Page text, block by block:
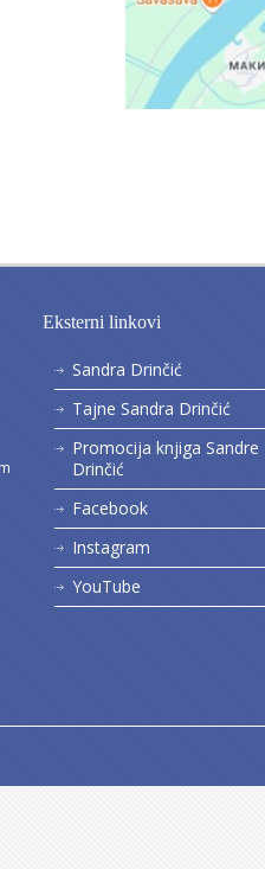
Eksterni linkovi
Sandra Drinčić
Tajne Sandra Drinčić
Promocija knjiga Sandre
Drinčić
Facebook
Instagram
YouTube